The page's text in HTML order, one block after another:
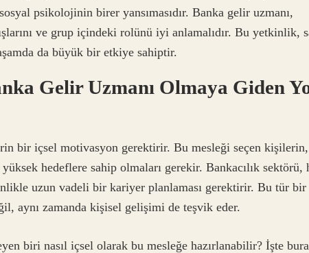
psikolojinin birer yansımasıdır. Banka gelir uzmanı,
ve grup içindeki rolünü iyi anlamalıdır. Bu yetkinlik,
da büyük bir etkiye sahiptir.
Gelir Uzmanı Olmaya Giden
bir içsel motivasyon gerektirir. Bu mesleği seçen
hedeflere sahip olmaları gerekir. Bankacılık sektörü,
uzun vadeli bir kariyer planlaması gerektirir. Bu tür bir
aynı zamanda kişisel gelişimi de teşvik eder.
biri nasıl içsel olarak bu mesleğe hazırlanabilir? İşte